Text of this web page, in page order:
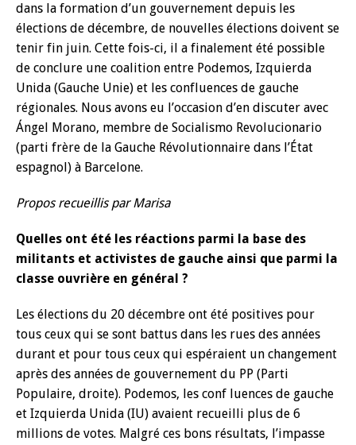
dans la formation d’un gouvernement depuis les
élections de décembre, de nouvelles élections doivent se
tenir fin juin. Cette fois-ci, il a finalement été possible
de conclure une coalition entre Podemos, Izquierda
Unida (Gauche Unie) et les confluences de gauche
régionales. Nous avons eu l’occasion d’en discuter avec
Ángel Morano, membre de Socialismo Revolucionario
(parti frère de la Gauche Révolutionnaire dans l’État
espagnol) à Barcelone.
Propos recueillis par Marisa
Quelles ont été les réactions parmi la base des
militants et activistes de gauche ainsi que parmi la
classe ouvrière en général ?
Les élections du 20 décembre ont été positives pour
tous ceux qui se sont battus dans les rues des années
durant et pour tous ceux qui espéraient un changement
après des années de gouvernement du PP (Parti
Populaire, droite). Podemos, les conf luences de gauche
et Izquierda Unida (IU) avaient recueilli plus de 6
millions de votes. Malgré ces bons résultats, l’impasse